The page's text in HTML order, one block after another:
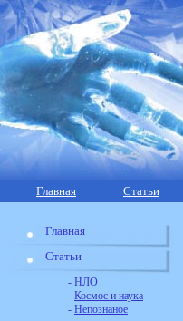
Главная Статьи
Главная
Статьи
- НЛО
- Космос и наука
- Непознаное